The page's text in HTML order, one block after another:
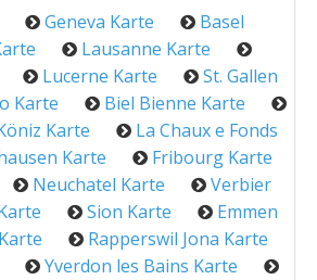
Geneva Karte
Basel
Lausanne Karte
Lucerne Karte
St. Gallen
Karte
Biel Bienne Karte
Karte
La Chaux e Fonds
Karte
Fribourg Karte
Neuchatel Karte
Verbier
Sion Karte
Emmen
Rapperswil Jona Karte
Yverdon les Bains Karte